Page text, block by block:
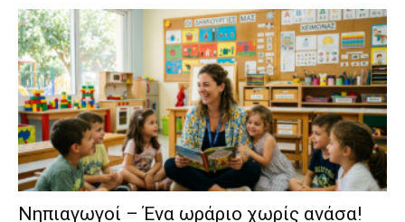
Νηπιαγωγοί – Ένα ωράριο χωρίς ανάσα!